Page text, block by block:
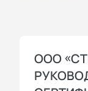
ООО